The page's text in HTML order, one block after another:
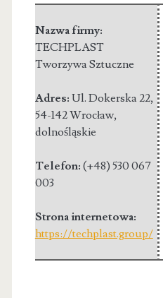
Nazwa firmy:
TECHPLAST
Tworzywa Sztuczne
Adres: Ul. Dokerska 22,
54-142 Wrocław,
dolnośląskie
Telefon: (+48) 530 067
003
Strona internetowa:
https://techplast.group/